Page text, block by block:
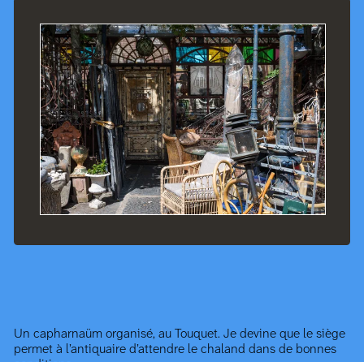
Un capharnaüm organisé, au Touquet. Je devine que le siège
permet à l’antiquaire d’attendre le chaland dans de bonnes